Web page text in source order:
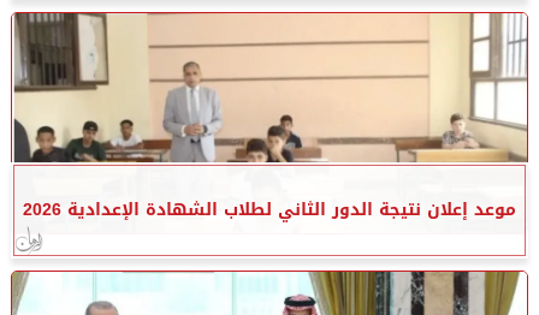
موعد إعلان نتيجة الدور الثاني لطلاب الشهادة الإعدادية 2026